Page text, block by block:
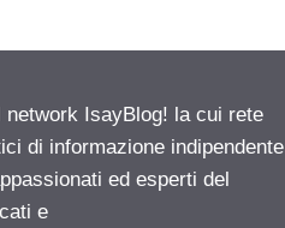
network IsayBlog! la cui rete
di informazione indipendente
ed esperti del
e